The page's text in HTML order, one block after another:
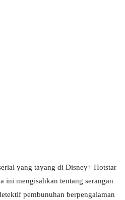
yang tayang di Disney+ Hotstar
ini mengisahkan tentang serangan
pembunuhan berpengalaman